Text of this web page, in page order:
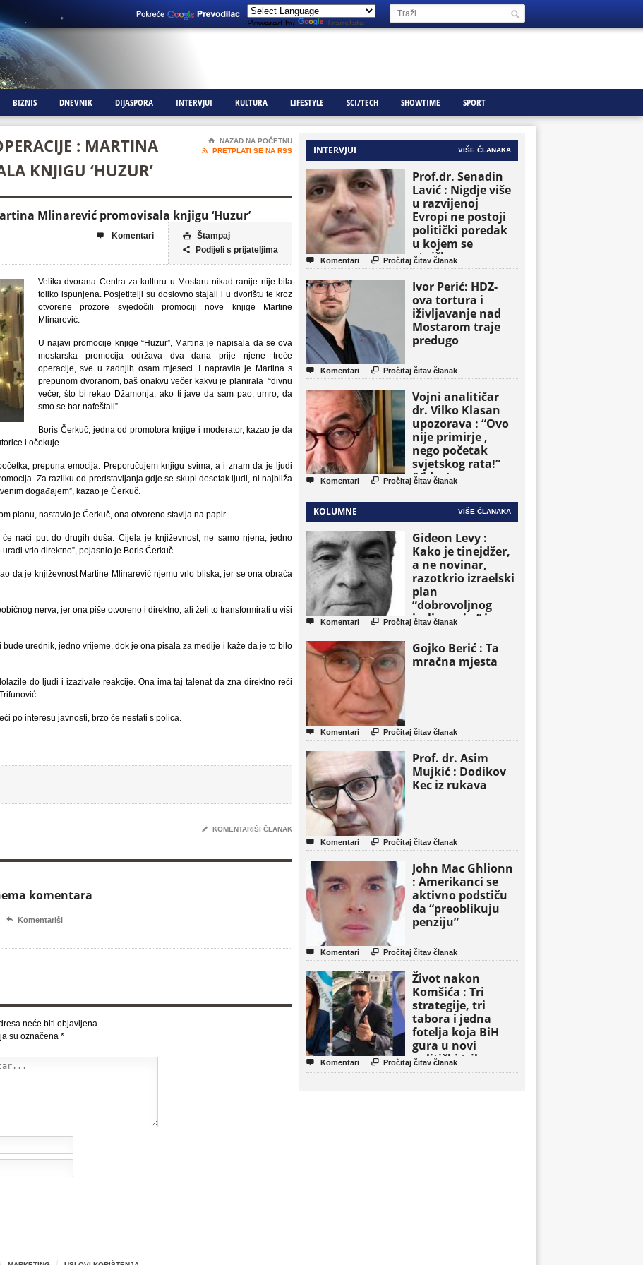
Powered by Translate
BIZNIS DNEVNIK DIJASPORA INTERVJUI KULTURA LIFESTYLE SCI/TECH SHOWTIME SPORT
: MARTINA
KNJIGU ‘HUZUR’
⌂
NAZAD NA POČETNU

PRETPLATI SE NA RSS
Mlinarević promovisala knjigu ‘Huzur’
 Štampaj
 Podijeli s prijateljima
 Komentari
Velika dvorana Centra za kulturu u Mostaru nikad ranije nije bila
toliko ispunjena. Posjetitelji su doslovno stajali i u dvorištu te kroz
otvorene prozore svjedočili promociji nove knjige Martine
Mlinarević.
U najavi promocije knjige “Huzur”, Martina je napisala da se ova
mostarska promocija održava dva dana prije njene treće
operacije, sve u zadnjih osam mjeseci. I napravila je Martina s
prepunom dvoranom, baš onakvu večer kakvu je planirala “divnu
večer, što bi rekao Džamonja, ako ti jave da sam pao, umro, da
smo se bar nafeštali”.
Boris Čerkuč, jedna od promotora knjige i moderator, kazao je da
i očekuje.
prepuna emocija. Preporučujem knjigu svima, a i znam da je ljudi
Za razliku od predstavljanja gdje se skupi desetak ljudi, ni najbliža
događajem”, kazao je Čerkuč.
planu, nastavio je Čerkuč, ona otvoreno stavlja na papir.
naći put do drugih duša. Cijela je književnost, ne samo njena, jedno
vrlo direktno”, pojasnio je Boris Čerkuč.
da je književnost Martine Mlinarević njemu vrlo bliska, jer se ona obraća
nerva, jer ona piše otvoreno i direktno, ali želi to transformirati u viši
urednik, jedno vrijeme, dok je ona pisala za medije i kaže da je to bilo
do ljudi i izazivale reakcije. Ona ima taj talenat da zna direktno reći
po interesu javnosti, brzo će nestati s polica.
✎ KOMENTARIŠI ČLANAK
komentara
 Komentariši
neće biti objavljena.
su označena *
INTERVJUI VIŠE ČLANAKA
Prof.dr. Senadin
Lavić : Nigdje više
u razvijenoj
Evropi ne postoji
politički poredak
u kojem se
etničke grupe
pojavljuju kao
osnovne političke
jedinice
 Komentari  Pročitaj čitav članak
Ivor Perić: HDZ-
ova tortura i
iživljavanje nad
Mostarom traje
predugo
 Komentari  Pročitaj čitav članak
Vojni analitičar
dr. Vilko Klasan
upozorava : “Ovo
nije primirje ,
nego početak
svjetskog rata!”
(Video)
 Komentari  Pročitaj čitav članak
KOLUMNE VIŠE ČLANAKA
Gideon Levy :
Kako je tinejdžer,
a ne novinar,
razotkrio izraelski
plan
“dobrovoljnog
iseljavanja ” iz
Gaze
 Komentari  Pročitaj čitav članak
Gojko Berić : Ta
mračna mjesta
 Komentari  Pročitaj čitav članak
Prof. dr. Asim
Mujkić : Dodikov
Kec iz rukava
 Komentari  Pročitaj čitav članak
John Mac Ghlionn
: Amerikanci se
aktivno podstiču
da “preoblikuju
penziju”
 Komentari  Pročitaj čitav članak
Život nakon
Komšića : Tri
strategije, tri
tabora i jedna
fotelja koja BiH
gura u novi
politički triler
 Komentari  Pročitaj čitav članak